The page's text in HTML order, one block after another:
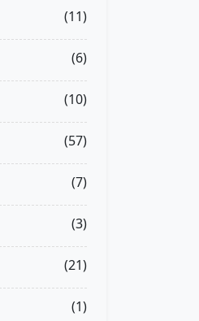
(11)
(6)
(10)
(57)
(7)
(3)
(21)
(1)